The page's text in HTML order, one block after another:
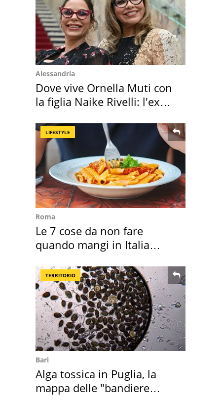
Alessandria
Dove vive Ornella Muti con
la figlia Naike Rivelli: l'ex
LIFESTYLE
Roma
Le 7 cose da non fare
quando mangi in Italia
TERRITORIO
Bari
Alga tossica in Puglia, la
mappa delle "bandiere